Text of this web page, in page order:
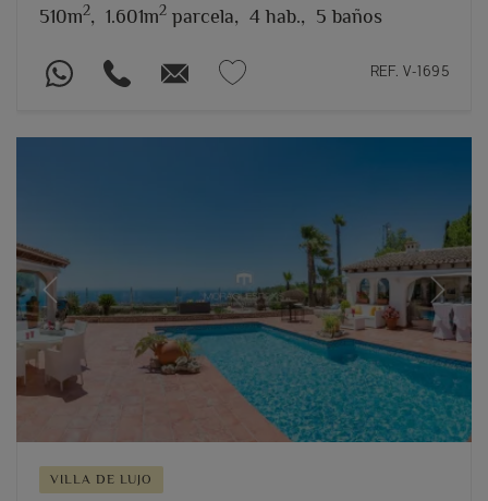
510m2, 1.601m2 parcela, 4 hab., 5 baños
REF. V-1695
Previous Next
VILLA DE LUJO